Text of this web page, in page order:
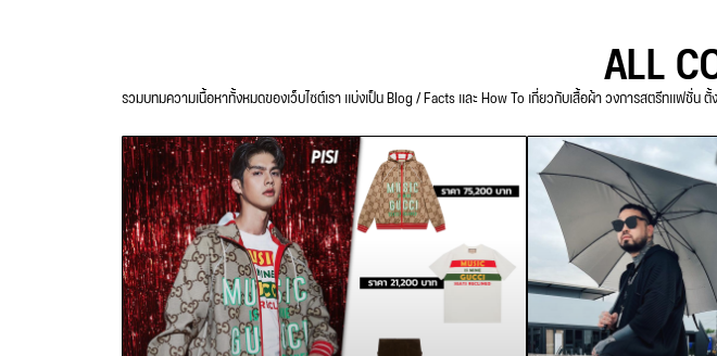
ALL
รวมบทมความเนื้อหาทั้งหมดของเว็บไซต์เรา แบ่งเป็น Blog / Facts และ How To เกี่ยวกับเสื้อผ้า วงการสตรีทแฟชั่น